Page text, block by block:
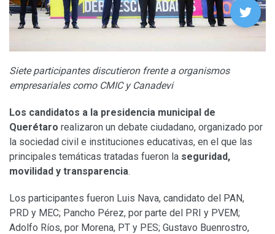
Siete participantes discutieron frente a organismos
empresariales como CMIC y Canadevi
Los candidatos a la presidencia municipal de
Querétaro realizaron un debate ciudadano, organizado por
la sociedad civil e instituciones educativas, en el que las
principales temáticas tratadas fueron la seguridad,
movilidad y transparencia.
Los participantes fueron Luis Nava, candidato del PAN,
PRD y MEC; Pancho Pérez, por parte del PRI y PVEM;
Adolfo Ríos, por Morena, PT y PES; Gustavo Buenrostro,